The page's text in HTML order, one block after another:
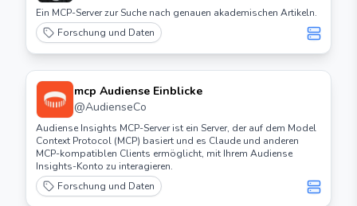
Ein MCP-Server zur Suche nach genauen akademischen Artikeln.
Forschung und Daten
mcp Audiense Einblicke
@AudienseCo
Audiense Insights MCP-Server ist ein Server, der auf dem Model
Context Protocol (MCP) basiert und es Claude und anderen
MCP-kompatiblen Clients ermöglicht, mit Ihrem Audiense
Insights-Konto zu interagieren.
Forschung und Daten